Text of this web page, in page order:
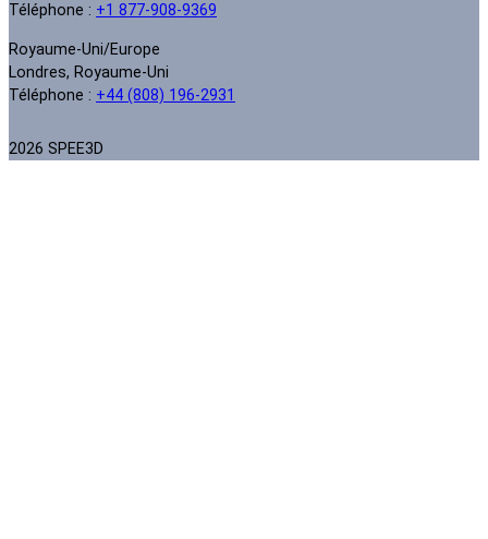
Téléphone : +1 877-908-9369
Royaume-Uni/Europe
Londres, Royaume-Uni
Téléphone : +44 (808) 196-2931
2026 SPEE3D